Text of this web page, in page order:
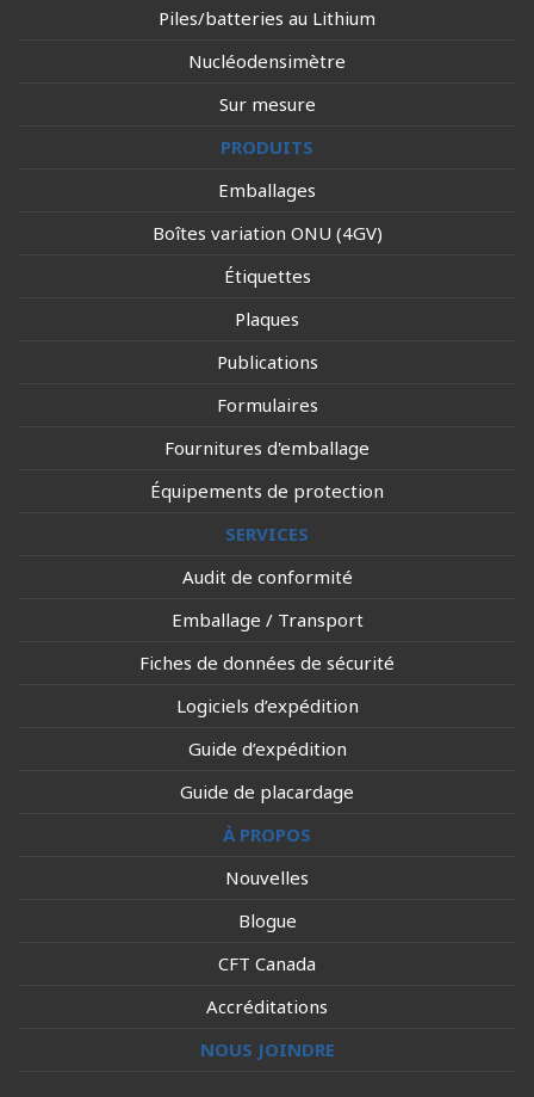
Piles/batteries au Lithium
Nucléodensimètre
Sur mesure
PRODUITS
Emballages
Boîtes variation ONU (4GV)
Étiquettes
Plaques
Publications
Formulaires
Fournitures d'emballage
Équipements de protection
SERVICES
Audit de conformité
Emballage / Transport
Fiches de données de sécurité
Logiciels d’expédition
Guide d’expédition
Guide de placardage
À PROPOS
Nouvelles
Blogue
CFT Canada
Accréditations
NOUS JOINDRE